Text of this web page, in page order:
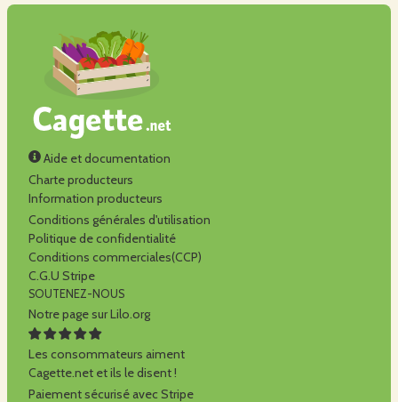
Aide et documentation
Charte producteurs
Information producteurs
Conditions générales d'utilisation
Politique de confidentialité
Conditions commerciales(CCP)
C.G.U Stripe
SOUTENEZ-NOUS
Notre page sur Lilo.org
Les consommateurs aiment
Cagette.net et ils le disent !
Paiement sécurisé avec Stripe